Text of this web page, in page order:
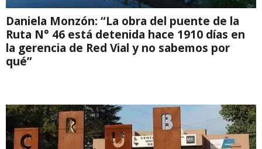
Daniela Monzón: “La obra del puente de la
Ruta N° 46 está detenida hace 1910 días en
la gerencia de Red Vial y no sabemos por
qué”